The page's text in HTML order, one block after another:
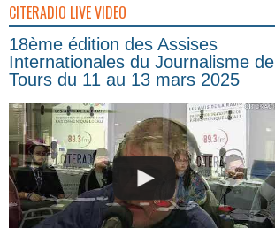
CITERADIO LIVE VIDEO
18ème édition des Assises
Internationales du Journalisme de
Tours du 11 au 13 mars 2025